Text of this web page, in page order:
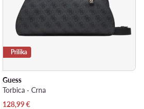
Prilika
Guess
Torbica · Crna
Trenutna cijena
128,99€